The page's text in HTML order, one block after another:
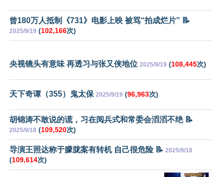
曾180万人抵制《731》电影上映 被骂“拍成烂片” 📝
2025/9/19 (102,166次)
央视镜头有意味 再透习与张又侠地位 2025/9/19 (108,445次)
天下奇谭（355）鬼太保 2025/9/19 (96,963次)
胡锦涛不敢说的谎，习在阅兵式和常委会滔滔不绝 📝
2025/9/18 (109,520次)
导演王照达称于朦胧案有转机 自己很危险 📝 2025/9/18
(109,614次)